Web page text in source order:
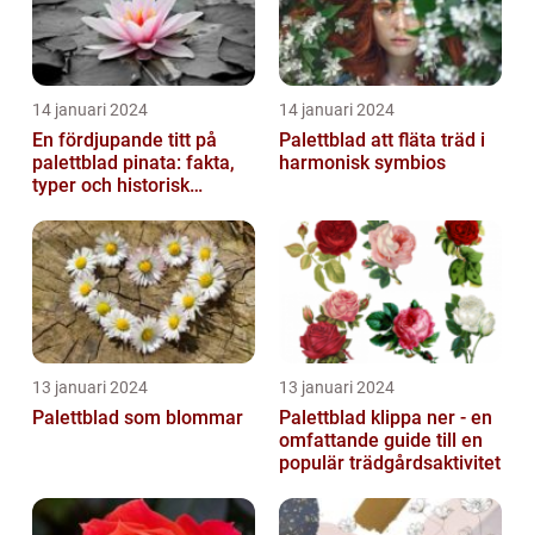
14 januari 2024
En fördjupande titt på
palettblad pinata: fakta,
typer och historisk
14 januari 2024
Palettblad att fläta träd i
harmonisk symbios
13 januari 2024
Palettblad som blommar
13 januari 2024
Palettblad klippa ner - en
omfattande guide till en
populär trädgårdsaktivitet